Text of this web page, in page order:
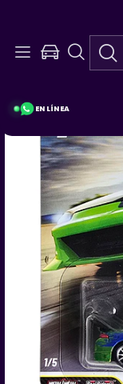
EN LÍNEA